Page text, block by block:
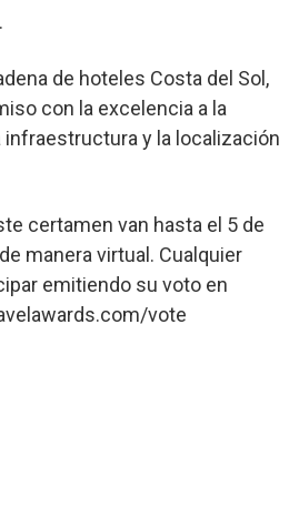
de hoteles Costa del Sol,
con la excelencia a la
infraestructura y la localización
certamen van hasta el 5 de
manera virtual. Cualquier
emitiendo su voto en
vote